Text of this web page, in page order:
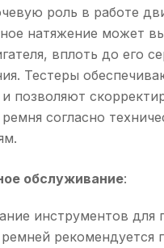
роль в работе
натяжение может
вплоть до его
Тестеры
позволяют
согласно
обслуживание:
инструментов для
рекомендуется